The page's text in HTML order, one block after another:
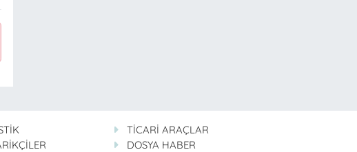
TİCARİ ARAÇLAR
DOSYA HABER